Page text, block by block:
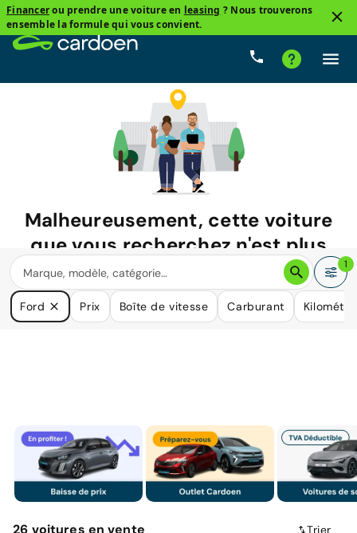
Financerou prendre une voiture en leasing ? Nous trouverons
ensemble la formule qui vous convient.
Malheureusement, cette voiture
que vous recherchez n'est plus
disponible.
Nous avons de nombreuses voitures qui pourraient répondre
à vos besoins.
1
Ford Prix Boîte de vitesse Carburant
26 voitures en vente Trier